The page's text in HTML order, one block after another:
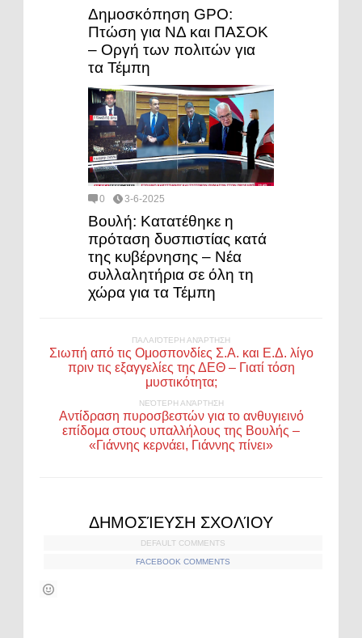
Δημοσκόπηση GPO:
Πτώση για ΝΔ και ΠΑΣΟΚ
– Οργή των πολιτών για
τα Τέμπη
0 3-6-2025
Βουλή: Κατατέθηκε η
πρόταση δυσπιστίας κατά
της κυβέρνησης – Νέα
συλλαλητήρια σε όλη τη
χώρα για τα Τέμπη
ΠΑΛΑΙΌΤΕΡΗ ΑΝΆΡΤΗΣΗ
Σιωπή από τις Ομοσπονδίες Σ.Α. και Ε.Δ. λίγο
πριν τις εξαγγελίες της ΔΕΘ – Γιατί τόση
μυστικότητα;
ΝΕΌΤΕΡΗ ΑΝΆΡΤΗΣΗ
Αντίδραση πυροσβεστών για το ανθυγιεινό
επίδομα στους υπαλλήλους της Βουλής –
«Γιάννης κερνάει, Γιάννης πίνει»
ΔΗΜΟΣΊΕΥΣΗ ΣΧΟΛΊΟΥ
DEFAULT COMMENTS
FACEBOOK COMMENTS